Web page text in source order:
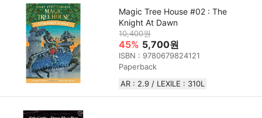
Magic Tree House #02 : The
Knight At Dawn
10,400원
45% 5,700원
ISBN : 9780679824121
Paperback
AR : 2.9 / LEXILE : 310L